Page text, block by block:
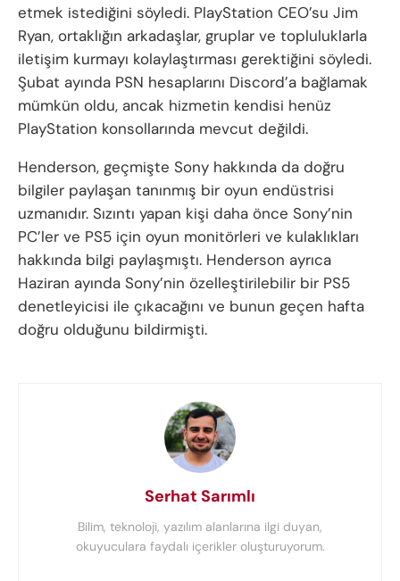
etmek istediğini söyledi. PlayStation CEO’su Jim
Ryan, ortaklığın arkadaşlar, gruplar ve topluluklarla
iletişim kurmayı kolaylaştırması gerektiğini söyledi.
Şubat ayında PSN hesaplarını Discord’a bağlamak
mümkün oldu, ancak hizmetin kendisi henüz
PlayStation konsollarında mevcut değildi.
Henderson, geçmişte Sony hakkında da doğru
bilgiler paylaşan tanınmış bir oyun endüstrisi
uzmanıdır. Sızıntı yapan kişi daha önce Sony’nin
PC’ler ve PS5 için oyun monitörleri ve kulaklıkları
hakkında bilgi paylaşmıştı. Henderson ayrıca
Haziran ayında Sony’nin özelleştirilebilir bir PS5
denetleyicisi ile çıkacağını ve bunun geçen hafta
doğru olduğunu bildirmişti.
Serhat Sarımlı
Bilim, teknoloji, yazılım alanlarına ilgi duyan,
okuyuculara faydalı içerikler oluşturuyorum.